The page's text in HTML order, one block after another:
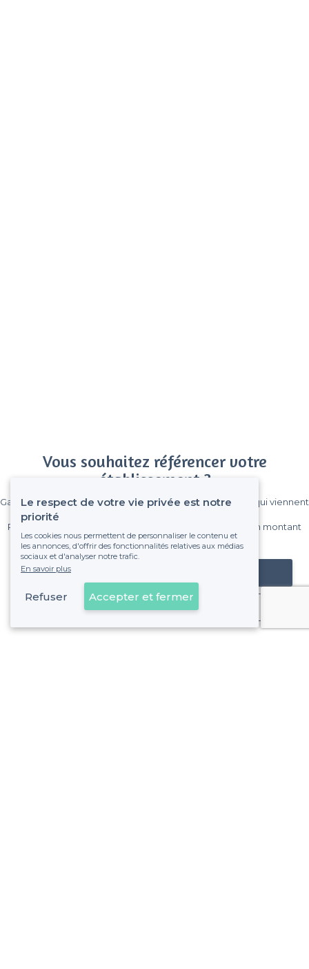
Vous souhaitez référencer votre
établissement ?
Gagnez de nombreux clients parmi le million de visiteurs qui viennent
Pas de commissions et sans engagement, vous payez un montant
fixe sans risque de voir déraper la facture.
Référencer mon établissement
Déjà client
Le respect de votre vie privée est notre
priorité
Les cookies nous permettent de personnaliser le contenu et
les annonces, d'offrir des fonctionnalités relatives aux médias
sociaux et d'analyser notre trafic.
En savoir plus
Refuser Accepter et fermer